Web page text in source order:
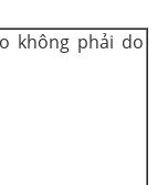
không phải do